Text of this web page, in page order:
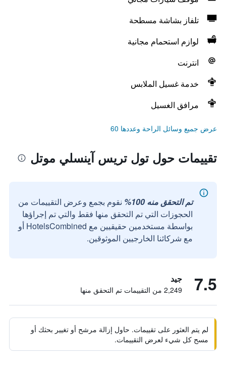
تلفاز بشاشة مسطحة
لوازم استحمام مجانية
انترنت
خدمة غسيل الملابس
مرافق الغسيل
عرض جميع وسائل الراحة وعددها 60
تقييمات حول تول تريس آينسلي موتل
تم التحقق منه 100%
نقوم بجمع وعرض التقييمات من
الحجوزات التي تم التحقق منها فقط والتي تم إجراؤها
بواسطة مستخدمين حقيقيين مع HotelsCombined أو
مع شركائنا الخارجيين الموثوقين.
7.5 جيد
2,249 من التقييمات تم التحقق منها
لم يتم العثور على تقييمات. حاول إزالة مرشح أو تغيير بحثك أو
مسح كل شيء لعرض التقييمات.